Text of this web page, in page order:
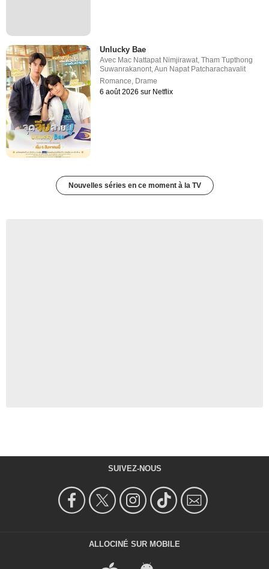
Unlucky Bae
Avec Mac Nattapat Nimjirawat ,Tham Tupthong
Suwanrakanont ,Aun Napat Patcharachavalit
Romance Drame
6 août 2026 sur Netflix
Nouvelles séries en ce moment à la TV
SUIVEZ-NOUS
ALLOCINÉ SUR MOBILE